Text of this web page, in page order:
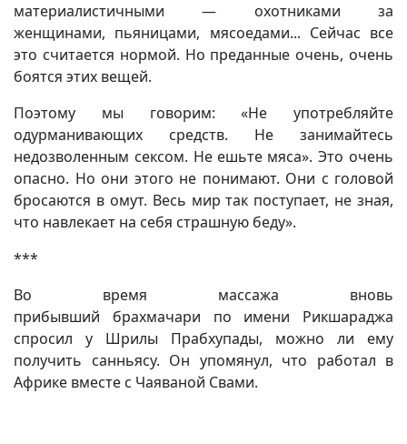
материалистичными — охотниками за
женщинами, пьяницами, мясоедами... Сейчас все
это считается нормой. Но преданные очень, очень
боятся этих вещей.
Поэтому мы говорим: «Не употребляйте
одурманивающих средств. Не занимайтесь
недозволенным сексом. Не ешьте мяса». Это очень
опасно. Но они этого не понимают. Они с головой
бросаются в омут. Весь мир так поступает, не зная,
что навлекает на себя страшную беду».
***
Во время массажа вновь
прибывший брахмачари по имени Рикшараджа
спросил у Шрилы Прабхупады, можно ли ему
получить санньясу. Он упомянул, что работал в
Африке вместе с Чаяваной Свами.